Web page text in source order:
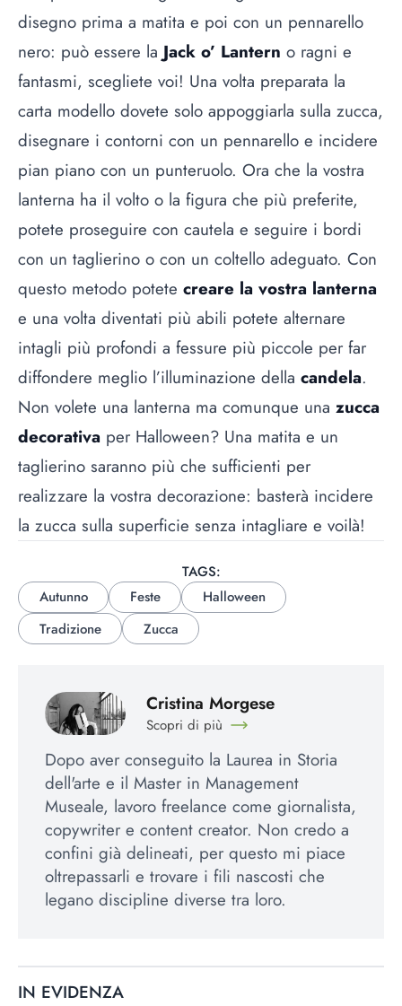
disegno prima a matita e poi con un pennarello
nero: può essere la Jack o’ Lantern o ragni e
fantasmi, scegliete voi! Una volta preparata la
carta modello dovete solo appoggiarla sulla zucca,
disegnare i contorni con un pennarello e incidere
pian piano con un punteruolo. Ora che la vostra
lanterna ha il volto o la figura che più preferite,
potete proseguire con cautela e seguire i bordi
con un taglierino o con un coltello adeguato. Con
questo metodo potete creare la vostra lanterna
e una volta diventati più abili potete alternare
intagli più profondi a fessure più piccole per far
diffondere meglio l’illuminazione della candela.
Non volete una lanterna ma comunque una zucca
decorativa per Halloween? Una matita e un
taglierino saranno più che sufficienti per
realizzare la vostra decorazione: basterà incidere
la zucca sulla superficie senza intagliare e voilà!
TAGS:
Autunno
Feste
Halloween
Tradizione
Zucca
Cristina Morgese
Scopri di più
Dopo aver conseguito la Laurea in Storia
dell'arte e il Master in Management
Museale, lavoro freelance come giornalista,
copywriter e content creator. Non credo a
confini già delineati, per questo mi piace
oltrepassarli e trovare i fili nascosti che
legano discipline diverse tra loro.
IN EVIDENZA